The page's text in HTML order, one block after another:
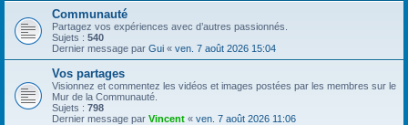
Communauté
Partagez vos expériences avec d’autres passionnés.
Sujets : 540
Dernier message par Gui « ven. 7 août 2026 15:04
Vos partages
Visionnez et commentez les vidéos et images postées par les membres sur le
Mur de la Communauté.
Sujets : 798
Dernier message par Vincent « ven. 7 août 2026 11:06